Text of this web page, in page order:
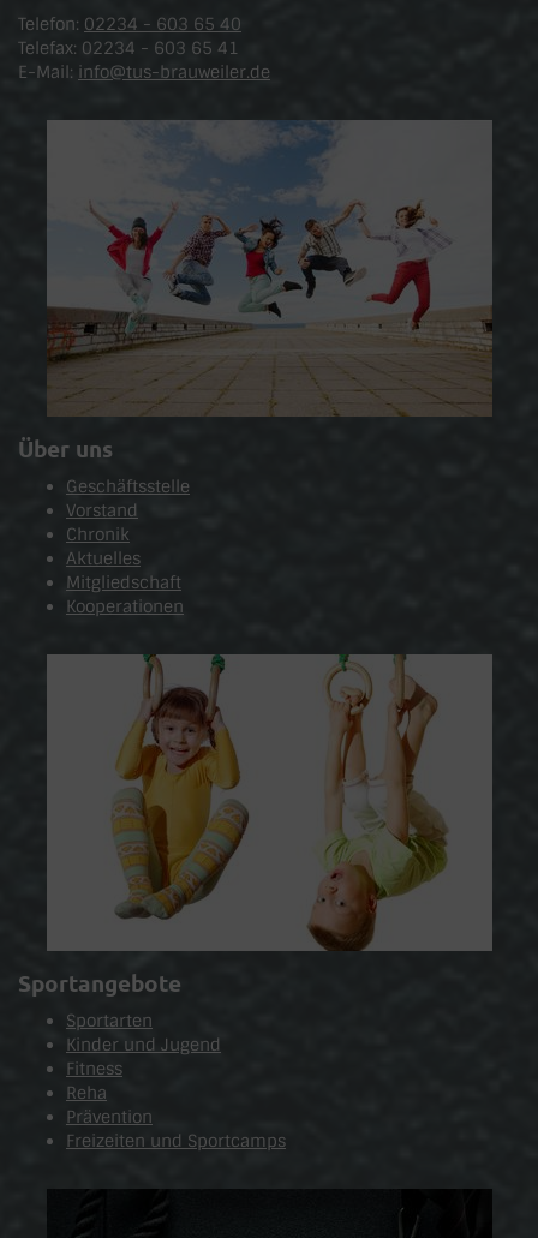
Telefon: 02234 - 603 65 40
Telefax: 02234 - 603 65 41
E-Mail: info@tus-brauweiler.de
Über uns
Geschäftsstelle
Vorstand
Chronik
Aktuelles
Mitgliedschaft
Kooperationen
Sportangebote
Sportarten
Kinder und Jugend
Fitness
Reha
Prävention
Freizeiten und Sportcamps